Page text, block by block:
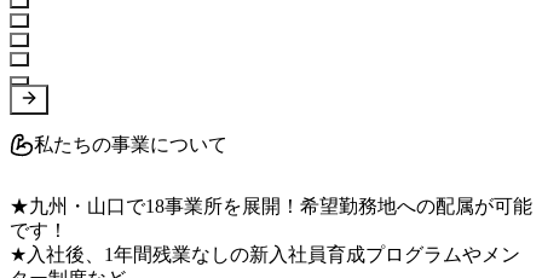
私たちの事業について
★九州・山口で18事業所を展開！希望勤務地への配属が可能
です！
★入社後、1年間残業なしの新入社員育成プログラムやメン